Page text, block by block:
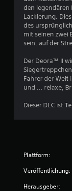
den legendären
Lackierung.
des
mit seinen zwei
sein, auf der
Der Deora™ II
Fahrer der Welt
und ... relaxe,
Dieser DLC ist
Plattform:
Veröffentlichung:
Herausgeber: